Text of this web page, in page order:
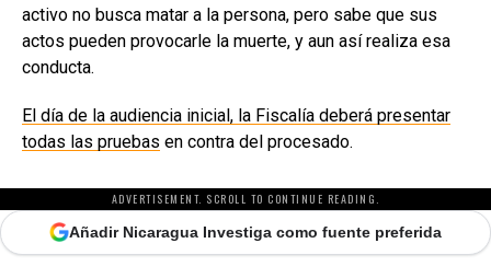
activo no busca matar a la persona, pero sabe que sus
actos pueden provocarle la muerte, y aun así realiza esa
conducta.
El día de la audiencia inicial, la Fiscalía deberá presentar
todas las pruebas en contra del procesado.
ADVERTISEMENT. SCROLL TO CONTINUE READING.
Añadir Nicaragua Investiga como fuente preferida